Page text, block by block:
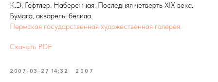
К.Э. Гефтлер. Набережная. Последняя четверть XIX века.
Бумага, акварель, белила.
Пермская государственная художественная галерея.
Скачать PDF
2007-03-27 14:32 2007